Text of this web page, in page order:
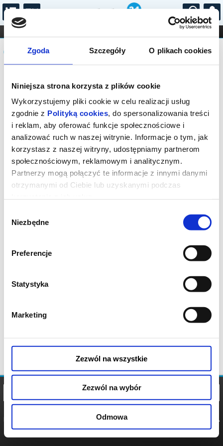
Zgoda Szczegóły O plikach cookies
Niniejsza strona korzysta z plików cookie
Wykorzystujemy pliki cookie w celu realizacji usług
zgodnie z Polityką cookies, do spersonalizowania treści
i reklam, aby oferować funkcje społecznościowe i
analizować ruch w naszej witrynie. Informacje o tym, jak
korzystasz z naszej witryny, udostępniamy partnerom
społecznościowym, reklamowym i analitycznym.
Partnerzy mogą połączyć te informacje z innymi danymi
otrzymanymi od Ciebie lub uzyskanymi podczas
zgody
Niezbędne
Preferencje
Statystyka
Marketing
Zezwól na wszystkie
Zezwól na wybór
Odmowa
...
FILHARMONIA OPERA I BALET
STAND-UP
DLA DZIECI
Komunikat
Sprzedaż biletów on-line na wydarzenie
została zakończona.
POLITYKA
POLITYKA